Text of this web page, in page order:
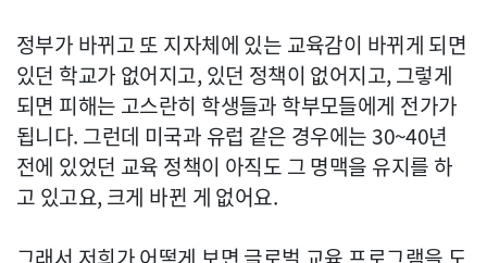
정부가 바뀌고 또 지자체에 있는 교육감이 바뀌게 되면
있던 학교가 없어지고, 있던 정책이 없어지고, 그렇게
되면 피해는 고스란히 학생들과 학부모들에게 전가가
됩니다. 그런데 미국과 유럽 같은 경우에는 30~40년
전에 있었던 교육 정책이 아직도 그 명맥을 유지를 하
고 있고요, 크게 바뀐 게 없어요.